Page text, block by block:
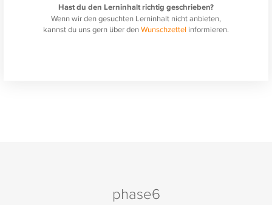
Hast du den Lerninhalt richtig geschrieben?
Wenn wir den gesuchten Lerninhalt nicht anbieten,
kannst du uns gern über denWunschzettel informieren.
phase6